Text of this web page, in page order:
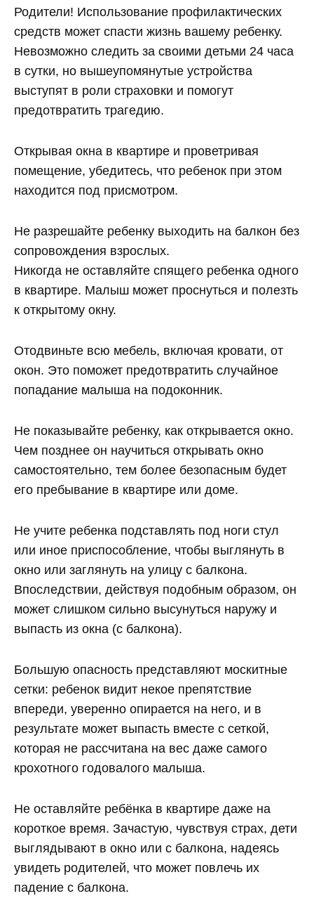
Родители! Использование профилактических
средств может спасти жизнь вашему ребенку.
Невозможно следить за своими детьми 24 часа
в сутки, но вышеупомянутые устройства
выступят в роли страховки и помогут
предотвратить трагедию.
Открывая окна в квартире и проветривая
помещение, убедитесь, что ребенок при этом
находится под присмотром.
Не разрешайте ребенку выходить на балкон без
сопровождения взрослых.
Никогда не оставляйте спящего ребенка одного
в квартире. Малыш может проснуться и полезть
к открытому окну.
Отодвиньте всю мебель, включая кровати, от
окон. Это поможет предотвратить случайное
попадание малыша на подоконник.
Не показывайте ребенку, как открывается окно.
Чем позднее он научиться открывать окно
самостоятельно, тем более безопасным будет
его пребывание в квартире или доме.
Не учите ребенка подставлять под ноги стул
или иное приспособление, чтобы выглянуть в
окно или заглянуть на улицу с балкона.
Впоследствии, действуя подобным образом, он
может слишком сильно высунуться наружу и
выпасть из окна (с балкона).
Большую опасность представляют москитные
сетки: ребенок видит некое препятствие
впереди, уверенно опирается на него, и в
результате может выпасть вместе с сеткой,
которая не рассчитана на вес даже самого
крохотного годовалого малыша.
Не оставляйте ребёнка в квартире даже на
короткое время. Зачастую, чувствуя страх, дети
выглядывают в окно или с балкона, надеясь
увидеть родителей, что может повлечь их
падение с балкона.